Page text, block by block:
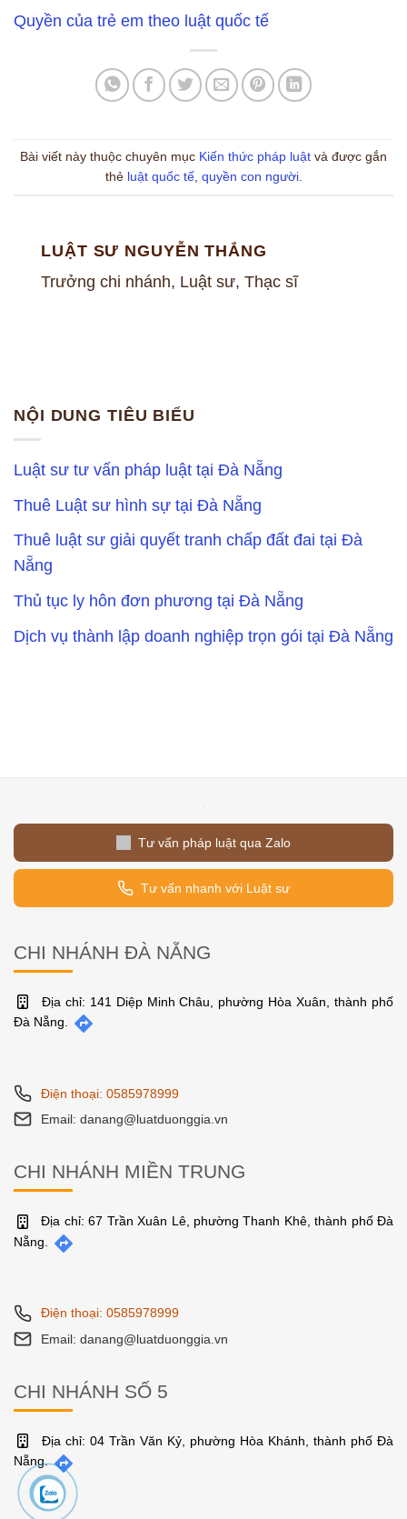
Quyền của trẻ em theo luật quốc tế
Bài viết này thuộc chuyên mục Kiến thức pháp luật và được gắn
thẻ luật quốc tế, quyền con người.
LUẬT SƯ NGUYỄN THẮNG
Trưởng chi nhánh, Luật sư, Thạc sĩ
NỘI DUNG TIÊU BIỂU
Luật sư tư vấn pháp luật tại Đà Nẵng
Thuê Luật sư hình sự tại Đà Nẵng
Thuê luật sư giải quyết tranh chấp đất đai tại Đà
Nẵng
Thủ tục ly hôn đơn phương tại Đà Nẵng
Dịch vụ thành lập doanh nghiệp trọn gói tại Đà Nẵng
Tư vấn pháp luật qua Zalo
Tư vấn nhanh với Luật sư
CHI NHÁNH ĐÀ NẴNG
Địa chỉ: 141 Diệp Minh Châu, phường Hòa Xuân, thành phố
Đà Nẵng.
Điện thoại: 0585978999
Email: danang@luatduonggia.vn
CHI NHÁNH MIỀN TRUNG
Địa chỉ: 67 Trần Xuân Lê, phường Thanh Khê, thành phố Đà
Nẵng.
Điện thoại: 0585978999
Email: danang@luatduonggia.vn
CHI NHÁNH SỐ 5
Địa chỉ: 04 Trần Văn Kỷ, phường Hòa Khánh, thành phố Đà
Nẵng.